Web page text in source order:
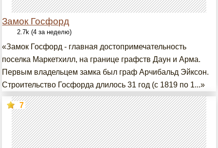
Замок Госфорд
2.7k (4 за неделю)
«Замок Госфорд - главная достопримечательность
поселка Маркетхилл, на границе графств Даун и Арма.
Первым владельцем замка был граф Арчибальд Эйксон.
Строительство Госфорда длилось 31 год (с 1819 по 1...»
7